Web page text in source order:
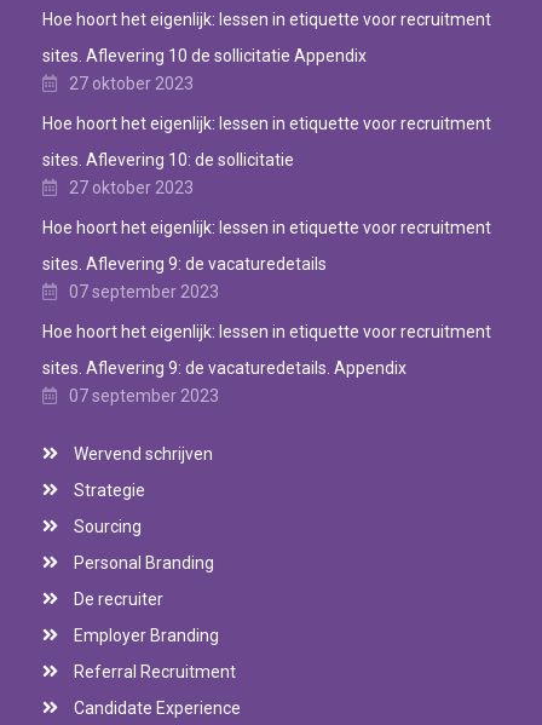
Hoe hoort het eigenlijk: lessen in etiquette voor recruitment
sites. Aflevering 10 de sollicitatie Appendix
27 oktober 2023
Hoe hoort het eigenlijk: lessen in etiquette voor recruitment
sites. Aflevering 10: de sollicitatie
27 oktober 2023
Hoe hoort het eigenlijk: lessen in etiquette voor recruitment
sites. Aflevering 9: de vacaturedetails
07 september 2023
Hoe hoort het eigenlijk: lessen in etiquette voor recruitment
sites. Aflevering 9: de vacaturedetails. Appendix
07 september 2023
Wervend schrijven
Strategie
Sourcing
Personal Branding
De recruiter
Employer Branding
Referral Recruitment
Candidate Experience